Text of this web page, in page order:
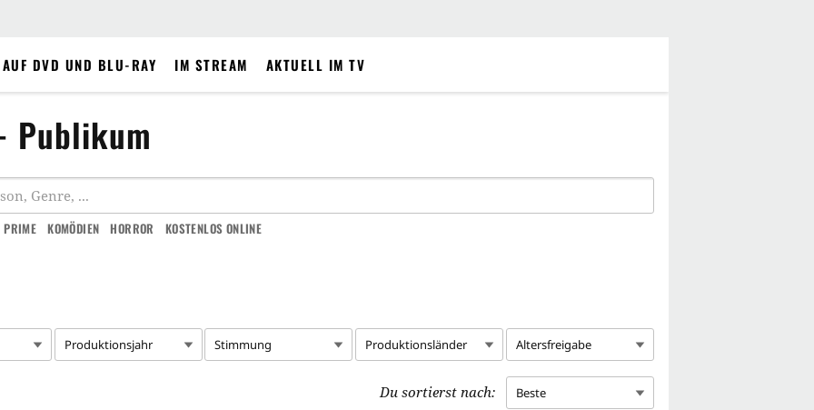
DVD UND BLU-RAY IM STREAM AKTUELL IM TV
Publikum
PRIME KOMÖDIEN HORROR KOSTENLOS ONLINE
Produktionsjahr Stimmung Produktionsländer Altersfreigabe
Du sortierst nach: Beste